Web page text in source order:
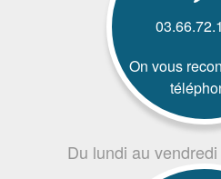
On vous
Du lundi au